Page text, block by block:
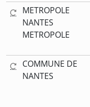
METROPOLE
NANTES
METROPOLE
COMMUNE DE
NANTES